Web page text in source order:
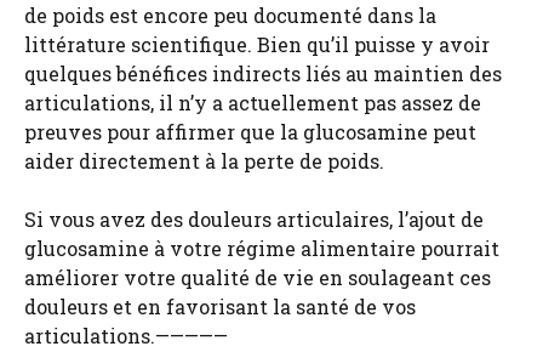
de poids est encore peu documenté dans la
littérature scientifique. Bien qu’il puisse y avoir
quelques bénéfices indirects liés au maintien des
articulations, il n’y a actuellement pas assez de
preuves pour affirmer que la glucosamine peut
aider directement à la perte de poids.
Si vous avez des douleurs articulaires, l’ajout de
glucosamine à votre régime alimentaire pourrait
améliorer votre qualité de vie en soulageant ces
douleurs et en favorisant la santé de vos
articulations.—————